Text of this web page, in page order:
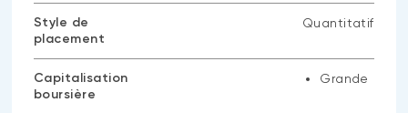
Style de
placement
Quantitatif
Capitalisation
boursière
Grande